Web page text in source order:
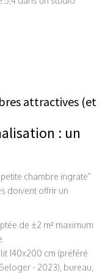
attractives (et
: un
chambre ingrate”
doivent offrir un
de ±2 m² maximum
lit 140x200 cm (préféré
- 2023), bureau,